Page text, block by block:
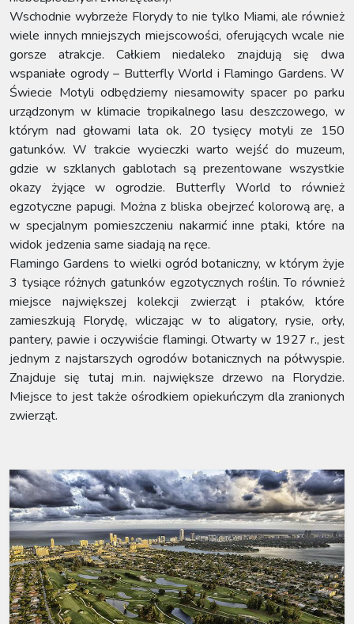
Wschodnie wybrzeże Florydy to nie tylko Miami, ale również
wiele innych mniejszych miejscowości, oferujących wcale nie
gorsze atrakcje. Całkiem niedaleko znajdują się dwa
wspaniałe ogrody – Butterfly World i Flamingo Gardens. W
Świecie Motyli odbędziemy niesamowity spacer po parku
urządzonym w klimacie tropikalnego lasu deszczowego, w
którym nad głowami lata ok. 20 tysięcy motyli ze 150
gatunków. W trakcie wycieczki warto wejść do muzeum,
gdzie w szklanych gablotach są prezentowane wszystkie
okazy żyjące w ogrodzie. Butterfly World to również
egzotyczne papugi. Można z bliska obejrzeć kolorową arę, a
w specjalnym pomieszczeniu nakarmić inne ptaki, które na
widok jedzenia same siadają na ręce.
Flamingo Gardens to wielki ogród botaniczny, w którym żyje
3 tysiące różnych gatunków egzotycznych roślin. To również
miejsce największej kolekcji zwierząt i ptaków, które
zamieszkują Florydę, wliczając w to aligatory, rysie, orły,
pantery, pawie i oczywiście flamingi. Otwarty w 1927 r., jest
jednym z najstarszych ogrodów botanicznych na półwyspie.
Znajduje się tutaj m.in. największe drzewo na Florydzie.
Miejsce to jest także ośrodkiem opiekuńczym dla zranionych
zwierząt.